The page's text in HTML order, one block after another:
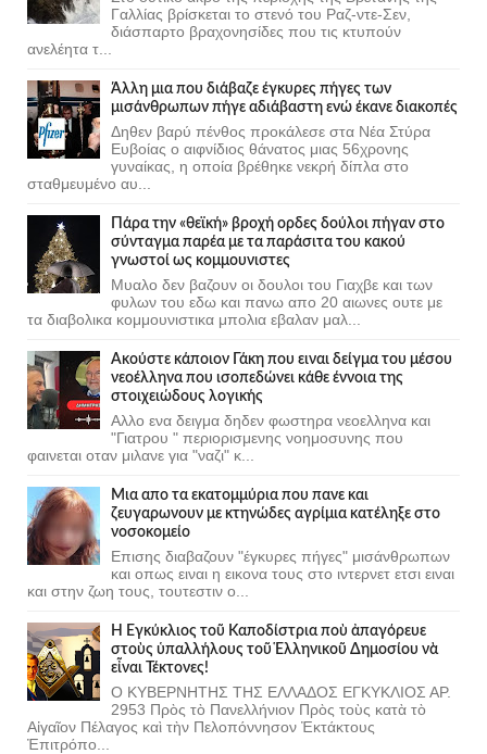
Γαλλίας βρίσκεται το στενό του Ραζ-ντε-Σεν,
διάσπαρτο βραχονησίδες που τις κτυπούν
ανελέητα τ...
Άλλη μια που διάβαζε έγκυρες πήγες των
μισάνθρωπων πήγε αδιάβαστη ενώ έκανε διακοπές
Δηθεν βαρύ πένθος προκάλεσε στα Νέα Στύρα
Ευβοίας ο αιφνίδιος θάνατος μιας 56χρονης
γυναίκας, η οποία βρέθηκε νεκρή δίπλα στο
σταθμευμένο αυ...
Πάρα την «θεϊκή» βροχή ορδες δούλοι πήγαν στο
σύνταγμα παρέα με τα παράσιτα του κακού
γνωστοί ως κομμουνιστες
Μυαλο δεν βαζουν οι δουλοι του Γιαχβε και των
φυλων του εδω και πανω απο 20 αιωνες ουτε με
τα διαβολικα κομμουνιστικα μπολια εβαλαν μαλ...
Ακούστε κάποιον Γάκη που ειναι δείγμα του μέσου
νεοέλληνα που ισοπεδώνει κάθε έννοια της
στοιχειώδους λογικής
Αλλο ενα δειγμα δηδεν φωστηρα νεοελληνα και
"Γιατρου " περιορισμενης νοημοσυνης που
φαινεται οταν μιλανε για "ναζι" κ...
Μια απο τα εκατομμύρια που πανε και
ζευγαρωνουν με κτηνώδες αγρίμια κατέληξε στο
νοσοκομείο
Επισης διαβαζουν "έγκυρες πήγες" μισάνθρωπων
και οπως ειναι η εικονα τους στο ιντερνετ ετσι ειναι
και στην ζωη τους, τουτεστιν ο...
Ἡ Ἐγκύκλιος τοῦ Καποδίστρια ποὺ ἀπαγόρευε
στοὺς ὑπαλλήλους τοῦ Ἑλληνικοῦ Δημοσίου νὰ
εἶναι Τέκτονες!
Ο ΚΥΒΕΡΝΗΤΗΣ ΤΗΣ ΕΛΛΑΔΟΣ ΕΓΚΥΚΛΙΟΣ ΑΡ.
2953 Πρὸς τὸ Πανελλήνιον Πρὸς τοὺς κατὰ τὸ
Αἰγαῖον Πέλαγος καὶ τὴν Πελοπόννησον Ἐκτάκτους
Ἐπιτρόπο...